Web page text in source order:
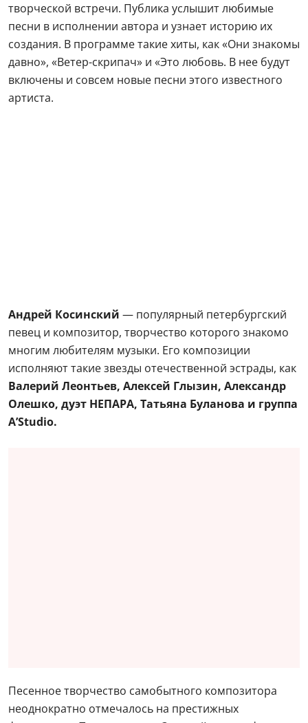
творческой встречи. Публика услышит любимые
песни в исполнении автора и узнает историю их
создания. В программе такие хиты, как «Они знакомы
давно», «Ветер-скрипач» и «Это любовь. В нее будут
включены и совсем новые песни этого известного
артиста.
Андрей Косинский — популярный петербургский
певец и композитор, творчество которого знакомо
многим любителям музыки. Его композиции
исполняют такие звезды отечественной эстрады, как
Валерий Леонтьев, Алексей Глызин, Александр
Олешко, дуэт НЕПАРА, Татьяна Буланова и группа
A’Studio.
Песенное творчество самобытного композитора
неоднократно отмечалось на престижных